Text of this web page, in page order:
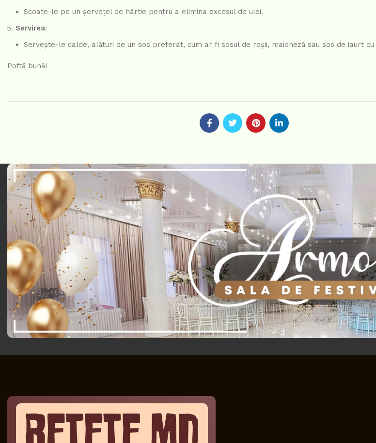
Scoate-le pe un șervețel de hârtie pentru a elimina excesul de ulei.
Servirea:
Servește-le calde, alături de un sos preferat, cum ar fi sosul de roșii, maioneză sau sos de iaurt cu
Poftă bună!